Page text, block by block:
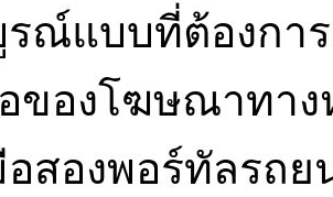
ณ์แบบที่ต้องการ
ของโฆษณาทา
สองพอร์ทัลรถ